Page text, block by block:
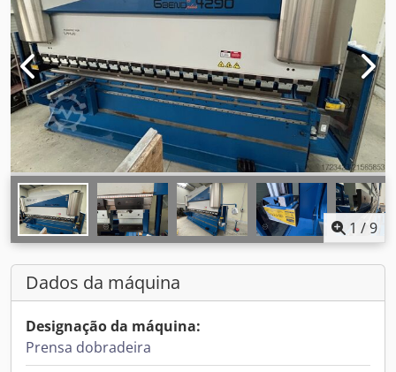
1 /9
Dados da máquina
Designação da máquina:
Prensa dobradeira